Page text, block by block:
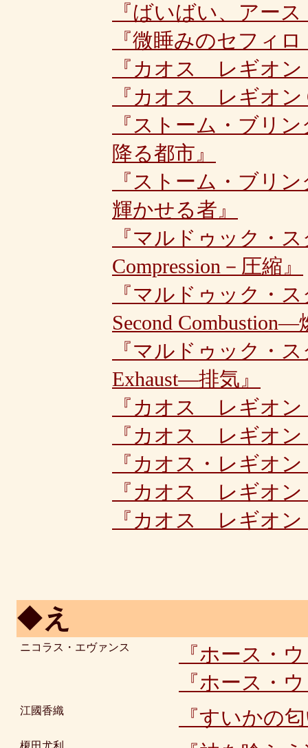
『ばいばい、アー
『微睡みのセフィ
『カオス レギオ
『カオス レギオ
『ストーム・ブリ
降る都市』
『ストーム・ブリ
輝かせる者』
『マルドゥック・
Compression－圧縮』
『マルドゥック・
Second Combustion―
『マルドゥック・
Exhaust―排気』
『カオス レギオ
『カオス レギオ
『カオス・レギオ
『カオス レギオ
『カオス レギオ
◆え
ニコラス・エヴァンス
『ホース・
『ホース・
江國香織 『すいかの
榎田尤利